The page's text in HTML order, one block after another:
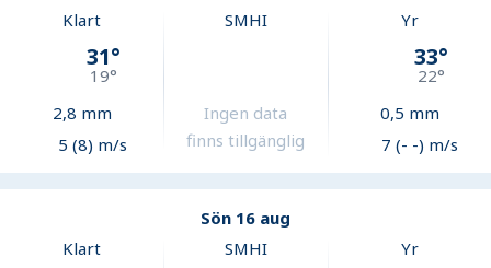
Klart
31°
19°
2,8 mm
5 (8) m/s
SMHI
Ingen data
finns tillgänglig
Yr
33°
22°
0,5 mm
7 (- -) m/s
Sön 16 aug
Klart
SMHI Yr